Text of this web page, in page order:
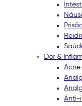
Dor &
Acne
Anti-